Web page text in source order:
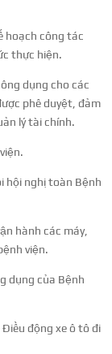
hoạch công tác
thực hiện.
dụng cho các
phê duyệt, đảm
lý tài chính.
hội nghị toàn Bệnh
hành các máy,
viện.
dụng của Bệnh
động xe ô tô đi